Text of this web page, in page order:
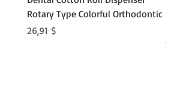
Rotary Type Colorful Orthodontic
Preis
26,91 $
Preis
21,86 $